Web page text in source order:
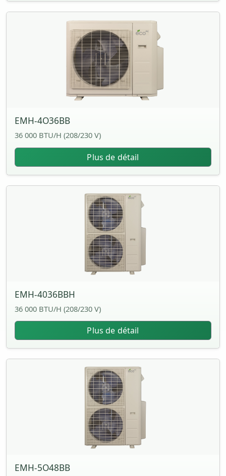
EMH-4O36BB
36 000 BTU/H (208/230 V)
Plus de détail
EMH-4036BBH
36 000 BTU/H (208/230 V)
Plus de détail
EMH-5O48BB